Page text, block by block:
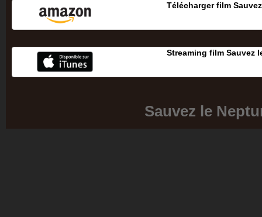
Télécharger film
Streaming film Sauvez
Sauvez le